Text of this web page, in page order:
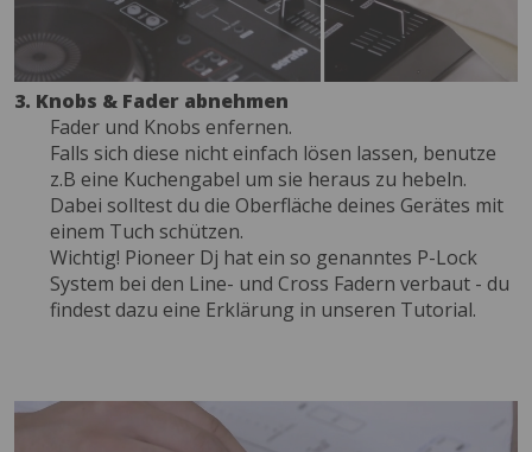
3. Knobs & Fader abnehmen
Fader und Knobs enfernen.
Falls sich diese nicht einfach lösen lassen, benutze
z.B eine Kuchengabel um sie heraus zu hebeln.
Dabei solltest du die Oberfläche deines Gerätes mit
einem Tuch schützen.
Wichtig! Pioneer Dj hat ein so genanntes P-Lock
System bei den Line- und Cross Fadern verbaut - du
findest dazu eine Erklärung in unseren Tutorial.